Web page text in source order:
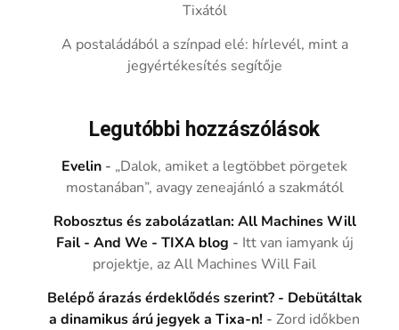
Tixától
A postaládából a színpad elé: hírlevél, mint a
jegyértékesítés segítője
Legutóbbi hozzászólások
Evelin - „Dalok, amiket a legtöbbet pörgetek
mostanában”, avagy zeneajánló a szakmától
Robosztus és zabolázatlan: All Machines Will
Fail - And We - TIXA blog - Itt van iamyank új
projektje, az All Machines Will Fail
Belépő árazás érdeklődés szerint? - Debütáltak
a dinamikus árú jegyek a Tixa-n! -Zord időkben